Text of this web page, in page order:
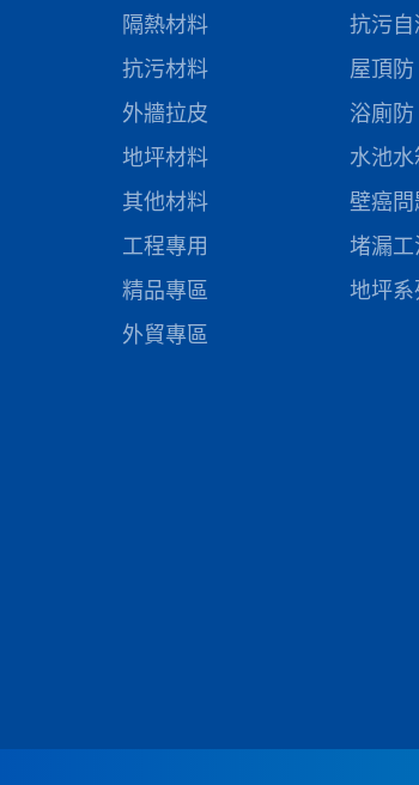
隔熱材料
抗污材料
外牆拉皮
地坪材料
其他材料
工程專用
精品專區
外貿專區
抗污自
屋頂
浴廁
水池
壁癌問
堵漏工
地坪系